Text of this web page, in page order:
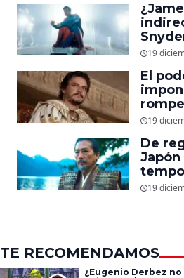
del
19
El
en
19
De
Japón
19
TE RECOMENDAMOS
¿Eugenio Derbez no